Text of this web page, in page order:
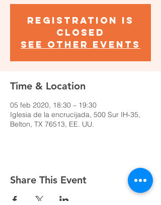
Registration is
Closed
See other events
Time & Location
05 feb 2020, 18:30 – 19:30
Iglesia de la encrucijada, 500 Sur IH-35,
Belton, TX 76513, EE. UU.
Share This Event